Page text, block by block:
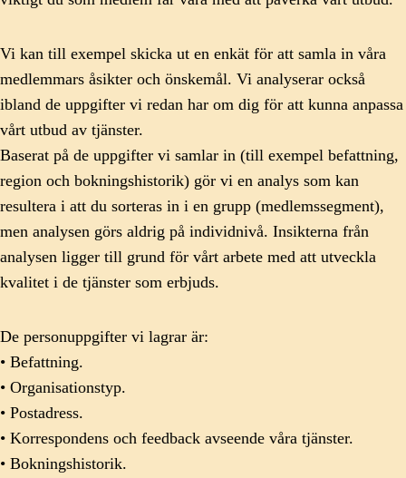
Vi kan till exempel skicka ut en enkät för att samla in våra
medlemmars åsikter och önskemål. Vi analyserar också
ibland de uppgifter vi redan har om dig för att kunna anpassa
vårt utbud av tjänster.
Baserat på de uppgifter vi samlar in (till exempel befattning,
region och bokningshistorik) gör vi en analys som kan
resultera i att du sorteras in i en grupp (medlemssegment),
men analysen görs aldrig på individnivå. Insikterna från
analysen ligger till grund för vårt arbete med att utveckla
kvalitet i de tjänster som erbjuds.
De personuppgifter vi lagrar är:
• Befattning.
• Organisationstyp.
• Postadress.
• Korrespondens och feedback avseende våra tjänster.
• Bokningshistorik.